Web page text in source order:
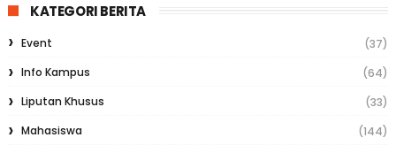
KATEGORI BERITA
Event
(37)
Info Kampus
(64)
Liputan Khusus
(33)
Mahasiswa
(144)